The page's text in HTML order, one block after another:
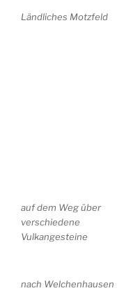
Ländliches Motzfeld
auf dem Weg über
verschiedene
Vulkangesteine
nach Welchenhausen